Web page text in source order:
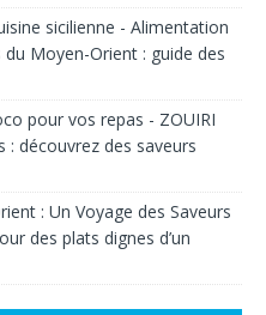
sicilienne - Alimentation
du Moyen-Orient : guide des
pour vos repas - ZOUIRI
: découvrez des saveurs
: Un Voyage des Saveurs
des plats dignes d’un